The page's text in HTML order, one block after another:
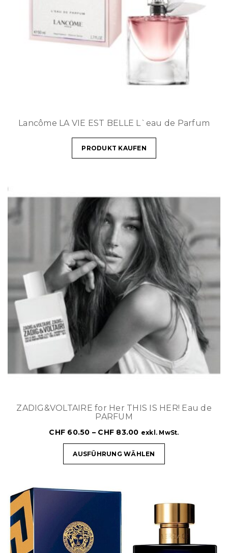
Lancôme LA VIE EST BELLE L`eau de Parfum
PRODUKT KAUFEN
ZADIG&VOLTAIRE for Her THIS IS HER! Eau de
PARFUM
CHF 60.50 – CHF 83.00 exkl. MwSt.
AUSFÜHRUNG WÄHLEN